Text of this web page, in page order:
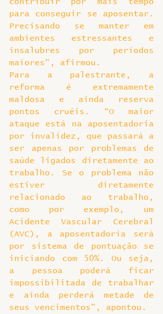
para conseguir se aposentar.
Precisando se manter em
ambientes estressantes e
insalubres por períodos
maiores”, afirmou.
Para a palestrante, a
reforma é extremamente
maldosa e ainda reserva
pontos cruéis. “O maior
ataque está na aposentadoria
por invalidez, que passará a
ser apenas por problemas de
saúde ligados diretamente ao
trabalho. Se o problema não
estiver diretamente
relacionado ao trabalho,
como por exemplo, um
Acidente Vascular Cerebral
(AVC), a aposentadoria será
por sistema de pontuação se
iniciando com 50%. Ou seja,
a pessoa poderá ficar
impossibilitada de trabalhar
e ainda perderá metade de
seus vencimentos”, apontou.